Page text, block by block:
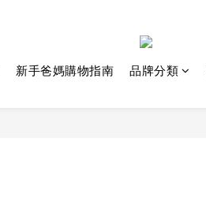
新手爸媽購物指南 品牌分類